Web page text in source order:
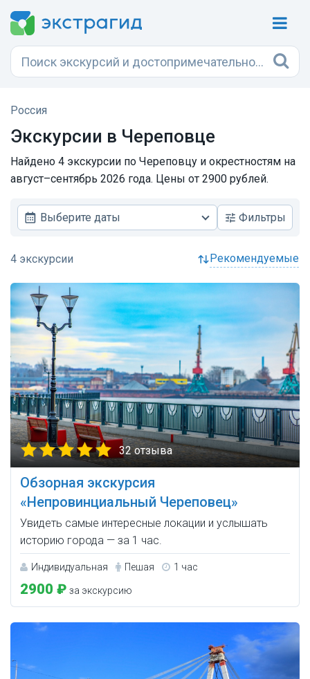
Россия
Экскурсии в Череповце
Найдено 4 экскурсии по Череповцу и окрестностям на
август–сентябрь 2026 года. Цены от 2900 рублей.
Выберите даты Фильтры
рекомендуемые
32 отзыва
Обзорная экскурсия
«Непровинциальный Череповец»
Увидеть самые интересные локации и услышать
историю города — за 1 час.
Индивидуальная Пешая 1 час
2900 ₽ за экскурсию